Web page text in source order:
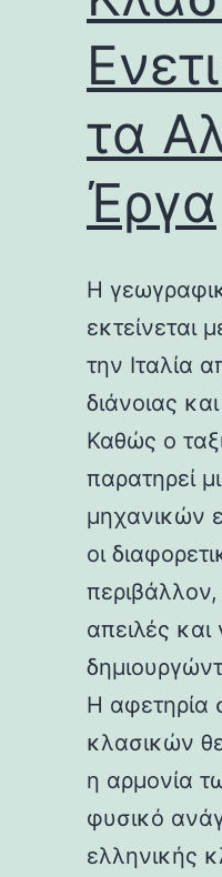
τα
Έργα
Η
εκτείνεται
την Ιταλία
διάνοιας
Καθώς ο
παρατηρεί
μηχανικών
οι
απειλές
Η αφετηρία
κλασικών
η αρμονία
φυσικό
ελληνικής